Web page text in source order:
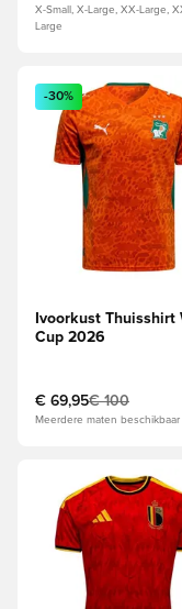
X-Small, X-Large, XX-Large,
Large
Opent een venster
-30%
Ivoorkust Thuisshirt
Cup 2026
€ 69,95€ 100
Meerdere maten beschikbaar
Opent een venster